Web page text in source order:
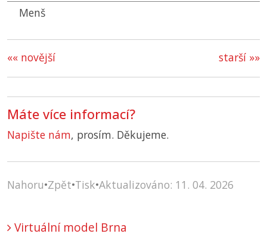
Menš
starší »»
«« novější
Máte více informací?
Napište nám, prosím. Děkujeme.
Nahoru•Zpět•Tisk•Aktualizováno: 11. 04. 2026
Virtuální model Brna